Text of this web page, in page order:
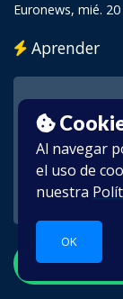
Al navegar
el uso de
nuestra
OK
Euronews, mié.
Aprender